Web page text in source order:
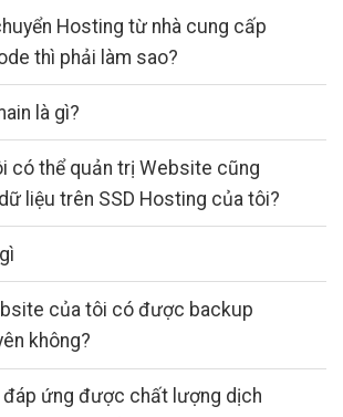
Hosting từ nhà cung cấp
thì phải làm sao?
là gì?
có thể quản trị Website cũng
liệu trên SSD Hosting của tôi?
của tôi có được backup
không?
đáp ứng được chất lượng dịch